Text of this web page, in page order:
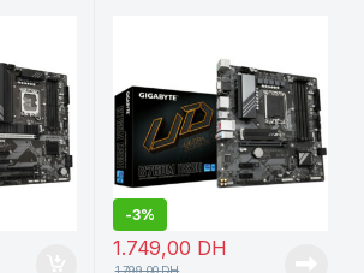
-3%
1.749,00 DH
1.799,00DH